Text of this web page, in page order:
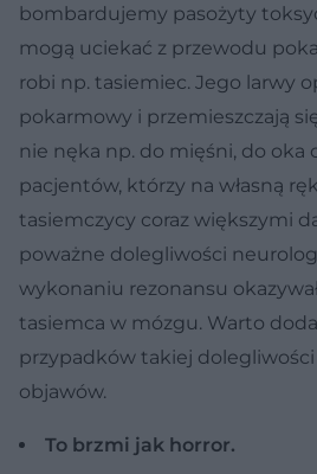
bombardujemy pasożyty
mogą uciekać z przewodu
robi np. tasiemiec. Jego larwy
pokarmowy i przemieszczają
nie nęka np. do mięśni, do oka
pacjentów, którzy na własną
tasiemczycy coraz większymi
poważne dolegliwości
wykonaniu rezonansu
tasiemca w mózgu. Warto
przypadków takiej
objawów.
To brzmi jak horror.